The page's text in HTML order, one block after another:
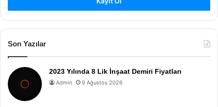
Son Yazılar
2023 Yılında 8 Lik İnşaat Demiri Fiyatları
Admin 9 Ağustos 2026